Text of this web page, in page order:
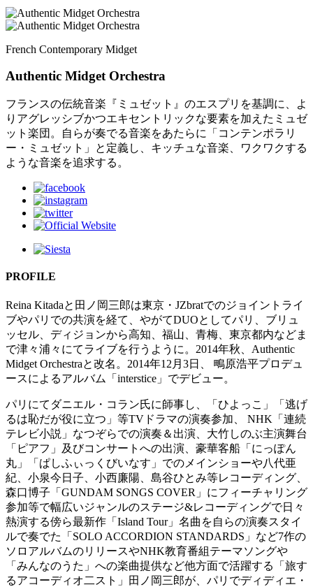
French Contemporary Midget
Authentic Midget Orchestra
フランスの伝統音楽『ミュゼット』のエスプリを基調に、よ
りアグレッシブかつエキセントリックな要素を加えたミュゼ
ット楽団。自らが奏でる音楽をあたらに「コンテンポラリ
ー・ミュゼット」と定義し、キッチュな音楽、ワクワクする
ような音楽を追求する。
PROFILE
Reina Kitadaと田ノ岡三郎は東京・JZbratでのジョイントライ
ブやパリでの共演を経て、やがてDUOとしてパリ、ブリュ
ッセル、ディジョンから高知、福山、青梅、東京都内などま
で津々浦々にてライブを行うように。2014年秋、Authentic
Midget Orchestraと改名。2014年12月3日、 鴫原浩平プロデュ
ースによるアルバム「interstice」でデビュー。
パリにてダニエル・コラン氏に師事し、「ひよっこ」「逃げ
るは恥だが役に立つ」等TVドラマの演奏参加、 NHK「連続
テレビ小説」なつぞらでの演奏＆出演、大竹しのぶ主演舞台
「ピアフ」及びコンサートへの出演、豪華客船「にっぽん
丸」「ぱしふぃっくびいなす」でのメインショーや八代亜
紀、小泉今日子、小西廉陽、島谷ひとみ等レコーディング、
森口博子「GUNDAM SONGS COVER」にフィーチャリング
参加等で幅広いジャンルのステージ&レコーディングで日々
熱演する傍ら最新作「Island Tour」名曲を自らの演奏スタイ
ルで奏でた「SOLO ACCORDION STANDARDS」など7作の
ソロアルバムのリリースやNHK教育番組テーマソングや
「みんなのうた」への楽曲提供など他方面で活躍する「旅す
るアコーディオ二スト」田ノ岡三郎が、パリでディディエ・